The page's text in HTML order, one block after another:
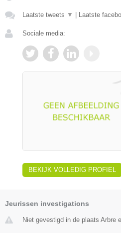
Laatste tweets ▼ Laatste
Sociale media:
BEKIJK VOLLEDIG PROFIEL
Jeurissen investigations
Niet gevestigd in de plaats Arbre